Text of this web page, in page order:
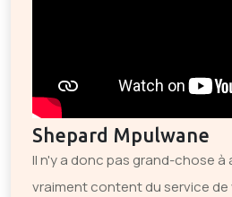
Shepard Mpulwane
Il n'y a donc pas grand-chose à
vraiment content du service de